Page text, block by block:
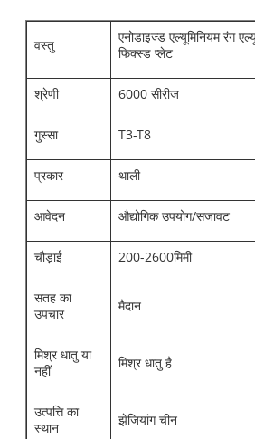
वस्तु
एनोडाइज्ड एल्यूमिनियम रंग
फिक्स्ड प्लेट
श्रेणी 6000 सीरीज
गुस्सा T3-T8
प्रकार थाली
आवेदन औद्योगिक उपयोग/सजावट
चौड़ाई 200-2600मिमी
सतह का
उपचार
मैदान
मिश्र धातु या
नहीं
मिश्र धातु है
उत्पत्ति का
स्थान
झेजियांग चीन